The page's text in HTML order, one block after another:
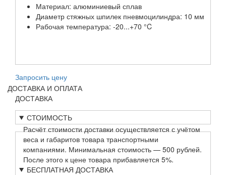
Материал: алюминиевый сплав
Диаметр стяжных шпилек пневмоцилиндра: 10 мм
Рабочая температура: -20...+70 °C
Запросить цену
ДОСТАВКА И ОПЛАТА
ДОСТАВКА
СТОИМОСТЬ
Расчёт стоимости доставки осуществляется с учётом
веса и габаритов товара транспортными
компаниями. Минимальная стоимость — 500 рублей.
После этого к цене товара прибавляется 5%.
БЕСПЛАТНАЯ ДОСТАВКА